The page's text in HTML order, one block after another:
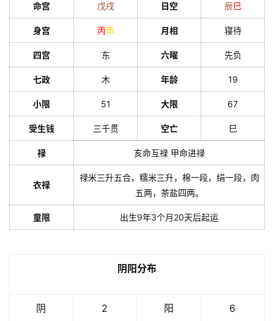
命宫 戊戌 日空 辰巳
身宫 丙申 月相 寝待
四宫 东 六曜 先负
七政 木 年龄 19
小限 51 大限 67
受生钱 三千贯 空亡 巳
禄 亥命互禄 甲命进禄
衣禄
禄米三升五合，糯米三升，棉一段，绢一段，肉
五两，茶盐四两。
童限 出生9年3个月20天后起运
阴阳分布
阴 2 阳 6